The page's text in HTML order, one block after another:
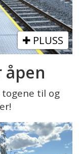
PLUSS
åpen
til og